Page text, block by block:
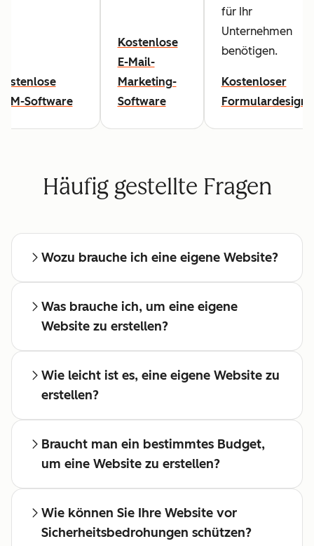
Software
Kostenlose
E-Mail-
Marketing-
Software
für Ihr
Unternehmen
benötigen.
Kostenloser
Häufig gestellte Fragen
Wozu brauche ich eine eigene Website?
Was brauche ich, um eine eigene
Website zu erstellen?
Wie leicht ist es, eine eigene Website zu
erstellen?
Braucht man ein bestimmtes Budget,
um eine Website zu erstellen?
Wie können Sie Ihre Website vor
Sicherheitsbedrohungen schützen?